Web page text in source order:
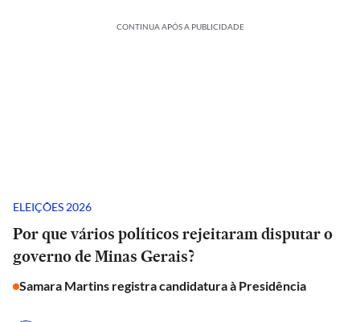
CONTINUA APÓS A PUBLICIDADE
ELEIÇÕES 2026
Por que vários políticos rejeitaram disputar o
governo de Minas Gerais?
Samara Martins registra candidatura à Presidência